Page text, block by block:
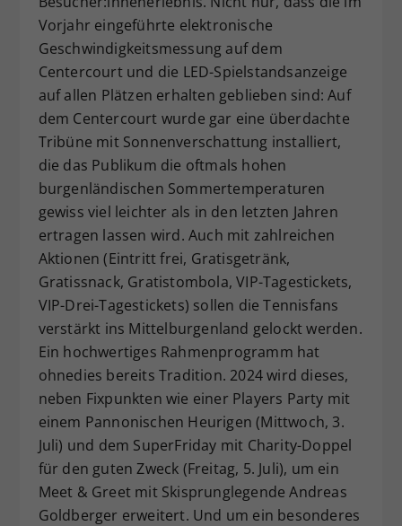
Vorjahr eingeführte elektronische
Geschwindigkeitsmessung auf dem
Centercourt und die LED-Spielstandsanzeige
auf allen Plätzen erhalten geblieben sind: Auf
dem Centercourt wurde gar eine überdachte
Tribüne mit Sonnenverschattung installiert,
die das Publikum die oftmals hohen
burgenländischen Sommertemperaturen
gewiss viel leichter als in den letzten Jahren
ertragen lassen wird. Auch mit zahlreichen
Aktionen (Eintritt frei, Gratisgetränk,
Gratissnack, Gratistombola, VIP-Tagestickets,
VIP-Drei-Tagestickets) sollen die Tennisfans
verstärkt ins Mittelburgenland gelockt werden.
Ein hochwertiges Rahmenprogramm hat
ohnedies bereits Tradition. 2024 wird dieses,
neben Fixpunkten wie einer Players Party mit
einem Pannonischen Heurigen (Mittwoch, 3.
Juli) und dem SuperFriday mit Charity-Doppel
für den guten Zweck (Freitag, 5. Juli), um ein
Meet & Greet mit Skisprunglegende Andreas
Goldberger erweitert. Und um ein besonderes